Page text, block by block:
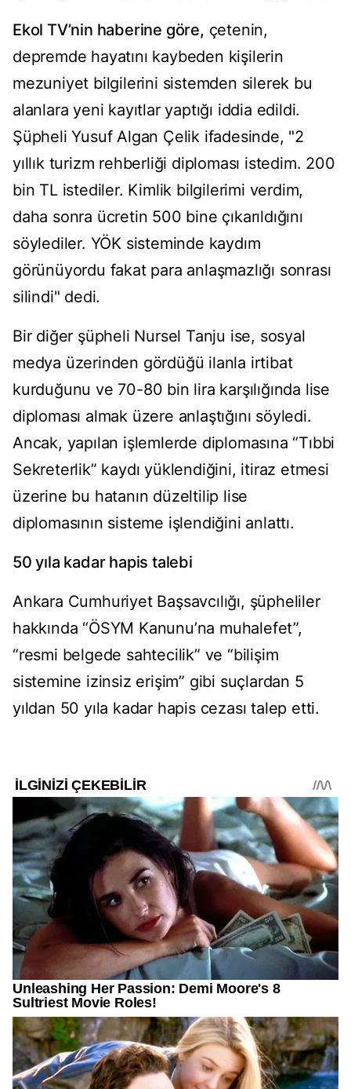
Ekol TV’nin haberine göre, çetenin,
depremde hayatını kaybeden kişilerin
mezuniyet bilgilerini sistemden silerek bu
alanlara yeni kayıtlar yaptığı iddia edildi.
Şüpheli Yusuf Algan Çelik ifadesinde, "2
yıllık turizm rehberliği diploması istedim. 200
bin TL istediler. Kimlik bilgilerimi verdim,
daha sonra ücretin 500 bine çıkarıldığını
söylediler. YÖK sisteminde kaydım
görünüyordu fakat para anlaşmazlığı sonrası
silindi" dedi.
Bir diğer şüpheli Nursel Tanju ise, sosyal
medya üzerinden gördüğü ilanla irtibat
kurduğunu ve 70-80 bin lira karşılığında lise
diploması almak üzere anlaştığını söyledi.
Ancak, yapılan işlemlerde diplomasına “Tıbbi
Sekreterlik” kaydı yüklendiğini, itiraz etmesi
üzerine bu hatanın düzeltilip lise
diplomasının sisteme işlendiğini anlattı.
50 yıla kadar hapis talebi
Ankara Cumhuriyet Başsavcılığı, şüpheliler
hakkında “ÖSYM Kanunu’na muhalefet”,
“resmi belgede sahtecilik” ve “bilişim
sistemine izinsiz erişim” gibi suçlardan 5
yıldan 50 yıla kadar hapis cezası talep etti.